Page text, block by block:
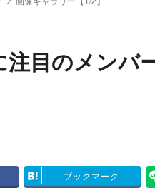
注目のメン
ブックマーク